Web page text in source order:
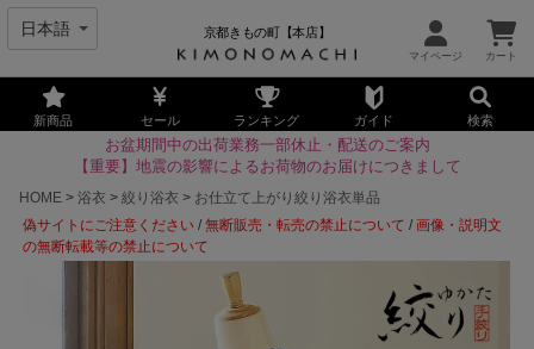
京都きもの町【本店】
新商品 セール ランキング ガイド 検索
お盆期間中の出荷業務一部休止・配送のご案内
【重要】地震の影響によるお荷物のお届けにつきまして
HOME
浴衣 絞り浴衣
お仕立て上がり絞り浴衣単品
偽サイトにご注意ください /無断販売・転売の禁止について /画像・説明文
の無断転載等の禁止について